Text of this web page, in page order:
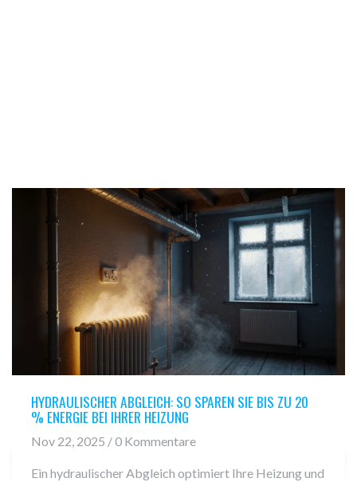
HYDRAULISCHER ABGLEICH: SO SPAREN SIE BIS ZU 20
% ENERGIE BEI IHRER HEIZUNG
Nov 22, 2025 / 0 Kommentare
Ein hydraulischer Abgleich optimiert Ihre Heizung und